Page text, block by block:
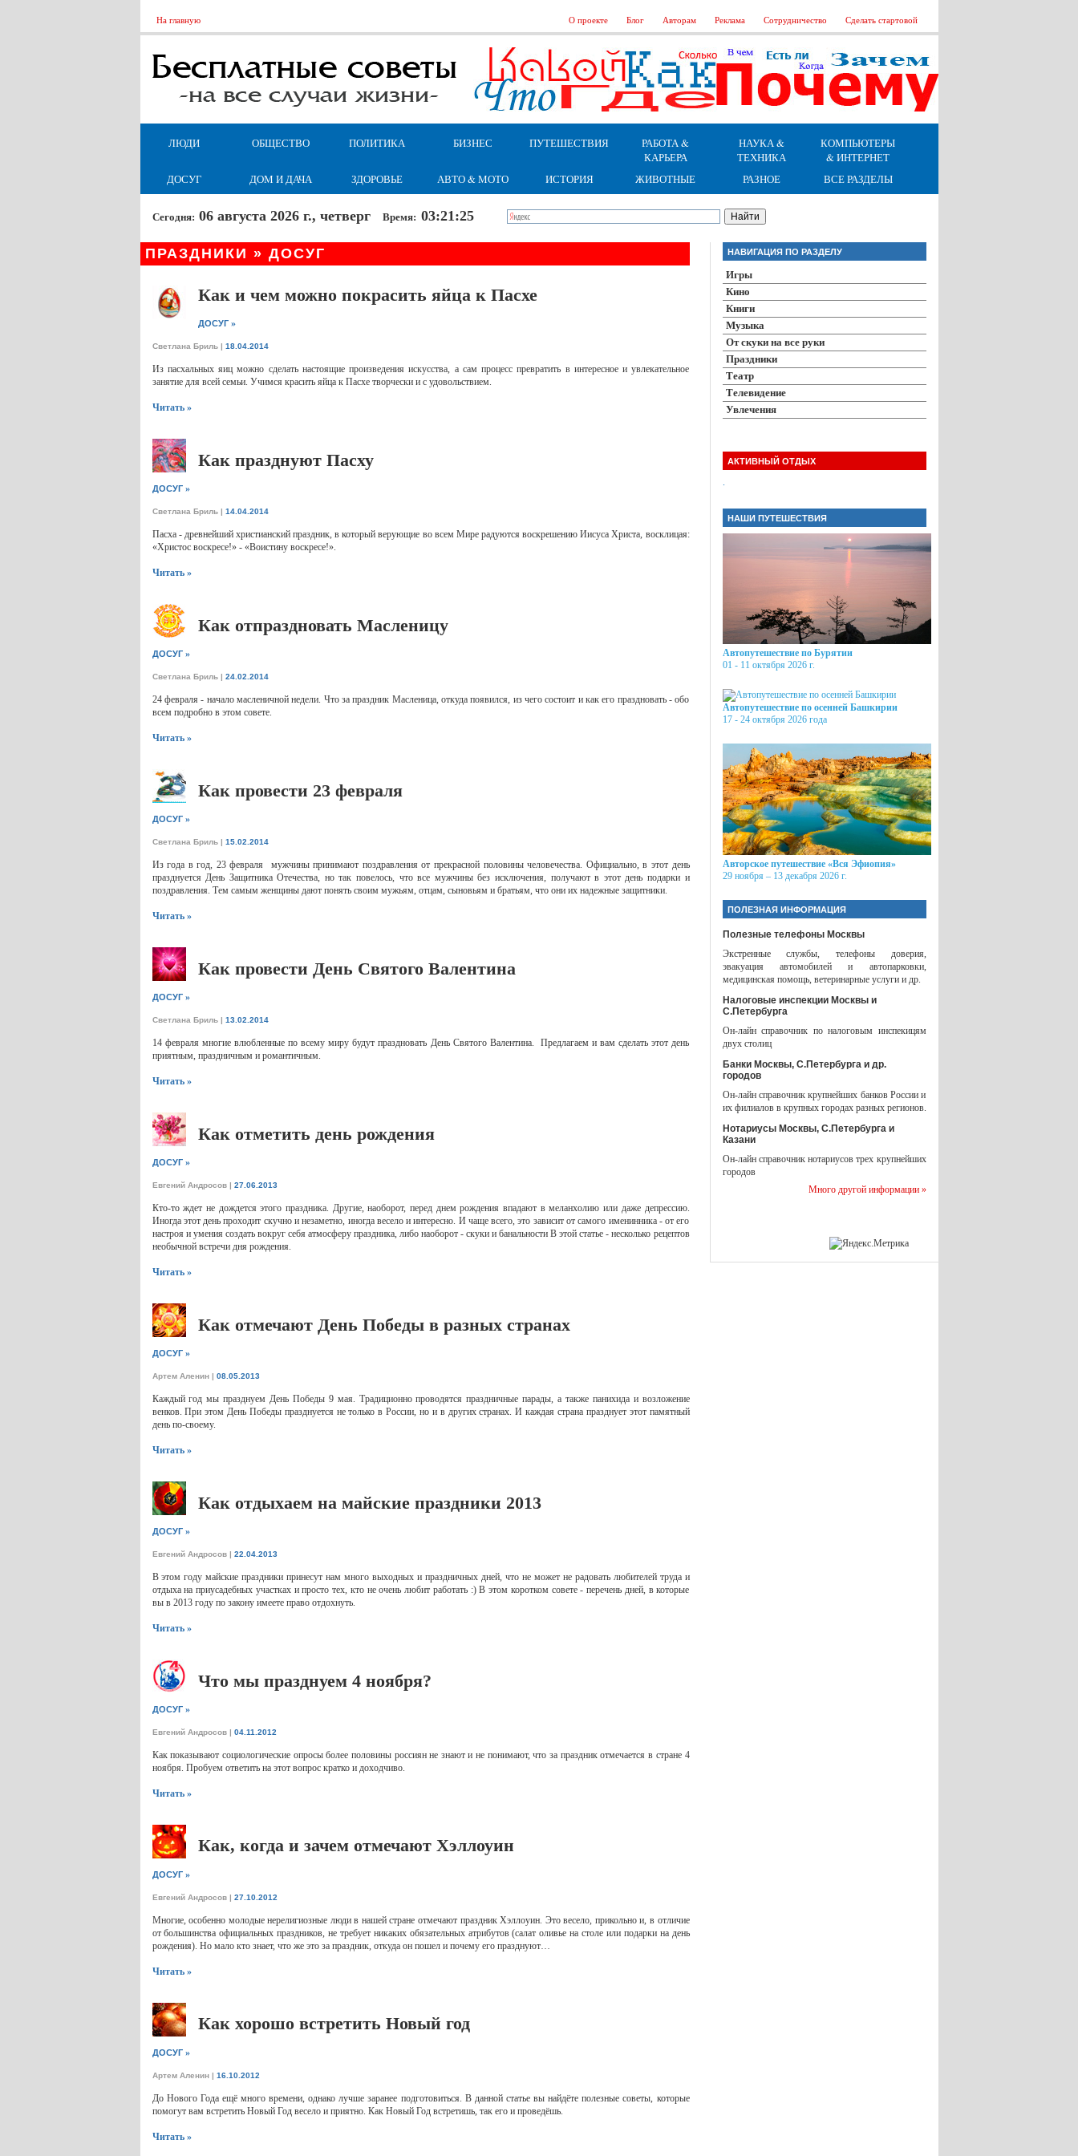
На главную О проекте Блог Авторам Реклама Сотрудничество Сделать стартовой
ЛЮДИ ОБЩЕСТВО ПОЛИТИКА БИЗНЕС ПУТЕШЕСТВИЯ
РАБОТА &
КАРЬЕРА
НАУКА &
ТЕХНИКА
КОМПЬЮТЕРЫ
& ИНТЕРНЕТ
ДОСУГ
ДОМ И ДАЧА ЗДОРОВЬЕ АВТО & МОТО ИСТОРИЯ ЖИВОТНЫЕ РАЗНОЕ ВСЕ РАЗДЕЛЫ
Сегодня: 06 августа 2026 г., четверг Время: 03:21:26
ПРАЗДНИКИ » ДОСУГ
Как и чем можно покрасить яйца к Пасхе
ДОСУГ»
Светлана Бриль| 18.04.2014
Из пасхальных яиц можно сделать настоящие произведения искусства, а сам процесс превратить в интересное и увлекательное
занятие для всей семьи. Учимся красить яйца к Пасхе творчески и с удовольствием.
Читать »
Как празднуют Пасху
ДОСУГ»
Светлана Бриль| 14.04.2014
Пасха - древнейший христианский праздник, в который верующие во всем Мире радуются воскрешению Иисуса Христа, восклицая:
«Христос воскресе!» - «Воистину воскресе!».
Читать »
Как отпраздновать Масленицу
ДОСУГ»
Светлана Бриль| 24.02.2014
24 февраля - начало масленичной недели. Что за праздник Масленица, откуда появился, из чего состоит и как его праздновать - обо
всем подробно в этом совете.
Читать »
Как провести 23 февраля
ДОСУГ»
Светлана Бриль| 15.02.2014
Из года в год, 23 февраля мужчины принимают поздравления от прекрасной половины человечества. Официально, в этот день
празднуется День Защитника Отечества, но так повелось, что все мужчины без исключения, получают в этот день подарки и
поздравления. Тем самым женщины дают понять своим мужьям, отцам, сыновьям и братьям, что они их надежные защитники.
Читать »
Как провести День Святого Валентина
ДОСУГ»
Светлана Бриль| 13.02.2014
14 февраля многие влюбленные по всему миру будут праздновать День Святого Валентина. Предлагаем и вам сделать этот день
приятным, праздничным и романтичным.
Читать »
Как отметить день рождения
ДОСУГ»
Евгений Андросов| 27.06.2013
Кто-то ждет не дождется этого праздника. Другие, наоборот, перед днем рождения впадают в меланхолию или даже депрессию.
Иногда этот день проходит скучно и незаметно, иногда весело и интересно. И чаще всего, это зависит от самого именинника - от его
настроя и умения создать вокруг себя атмосферу праздника, либо наоборот - скуки и банальности В этой статье - несколько рецептов
необычной встречи дня рождения.
Читать »
Как отмечают День Победы в разных странах
ДОСУГ»
Артем Аленин| 08.05.2013
Каждый год мы празднуем День Победы 9 мая. Традиционно проводятся праздничные парады, а также панихида и возложение
венков. При этом День Победы празднуется не только в России, но и в других странах. И каждая страна празднует этот памятный
день по-своему.
Читать »
Как отдыхаем на майские праздники 2013
ДОСУГ»
Евгений Андросов| 22.04.2013
В этом году майские праздники принесут нам много выходных и праздничных дней, что не может не радовать любителей труда и
отдыха на приусадебных участках и просто тех, кто не очень любит работать :) В этом коротком совете - перечень дней, в которые
вы в 2013 году по закону имеете право отдохнуть.
Читать »
Что мы празднуем 4 ноября?
ДОСУГ»
Евгений Андросов| 04.11.2012
Как показывают социологические опросы более половины россиян не знают и не понимают, что за праздник отмечается в стране 4
ноября. Пробуем ответить на этот вопрос кратко и доходчиво.
Читать »
Как, когда и зачем отмечают Хэллоуин
ДОСУГ»
Евгений Андросов| 27.10.2012
Многие, особенно молодые нерелигиозные люди в нашей стране отмечают праздник Хэллоуин. Это весело, прикольно и, в отличие
от большинства официальных праздников, не требует никаких обязательных атрибутов (салат оливье на столе или подарки на день
рождения). Но мало кто знает, что же это за праздник, откуда он пошел и почему его празднуют…
Читать »
Как хорошо встретить Новый год
ДОСУГ»
Артем Аленин| 16.10.2012
До Нового Года ещё много времени, однако лучше заранее подготовиться. В данной статье вы найдёте полезные советы, которые
помогут вам встретить Новый Год весело и приятно. Как Новый Год встретишь, так его и проведёшь.
Читать »
НАВИГАЦИЯ ПО РАЗДЕЛУ
Игры
Кино
Книги
Музыка
От скуки на все руки
Праздники
Театр
Телевидение
Увлечения
АКТИВНЫЙ ОТДЫХ
.
НАШИ ПУТЕШЕСТВИЯ
Автопутешествие по Бурятии
01 - 11 октября 2026 г.
Автопутешествие по осенней Башкирии
17 - 24 октября 2026 года
Авторское путешествие «Вся Эфиопия»
29 ноября – 13 декабря 2026 г.
ПОЛЕЗНАЯ ИНФОРМАЦИЯ
Полезные телефоны Москвы
Экстренные службы, телефоны доверия,
эвакуация автомобилей и автопарковки,
медицинская помощь, ветеринарные услуги и др.
Налоговые инспекции Москвы и
С.Петербурга
Он-лайн справочник по налоговым инспекицям
двух столиц
Банки Москвы, С.Петербурга и др.
городов
Он-лайн справочник крупнейших банков России и
их филиалов в крупных городах разных регионов.
Нотариусы Москвы, С.Петербурга и
Казани
Он-лайн справочник нотариусов трех крупнейших
городов
Много другой информации »